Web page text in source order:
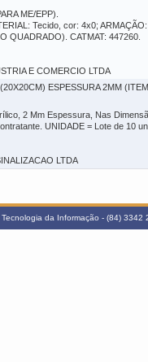
ME/EPP).
Tecido, cor: 4x0;
QUADRADO). CATMAT: 447260.
E COMERCIO LTDA
ESPESSURA 2MM
2 Mm Espessura, Nas
UNIDADE = Lote de 10
LTDA
da Informação - (84)